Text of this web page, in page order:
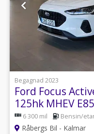
Begagnad 2023
Ford Focus
125hk MHEV E85
6 300 mil Bensin/
Råbergs Bil - Kalmar